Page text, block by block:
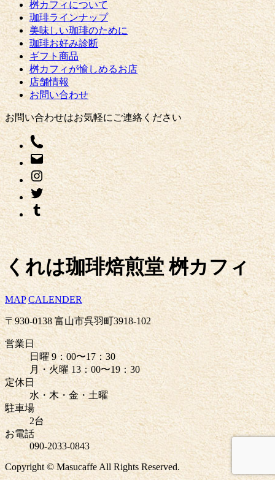
桝カフィについて
珈琲ラインナップ
美味しい珈琲のために
珈琲お好み診断
ギフト商品
桝カフィが愉しめるお店
店舗情報
お問い合わせ
お問い合わせはお気軽にご連絡ください
くれは珈琲焙煎堂 桝カフィ
MAP CALENDER
〒930-0138 富山市呉羽町3918-102
営業日
日曜 9：00〜17：30
月・火曜 13：00〜19：30
定休日
水・木・金・土曜
駐車場
2台
お電話
090-2033-0843
Copyright © Masucaffe All Rights Reserved.